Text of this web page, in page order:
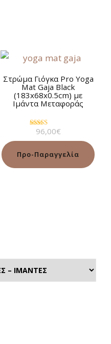
Στρώμα Γιόγκα Pro Yoga
Mat Gaja Black
(183x68x0.5cm) με
Ιμάντα Μεταφοράς
Βαθμολογήθηκε
από 5
96,00€
Προ-Παραγγελία